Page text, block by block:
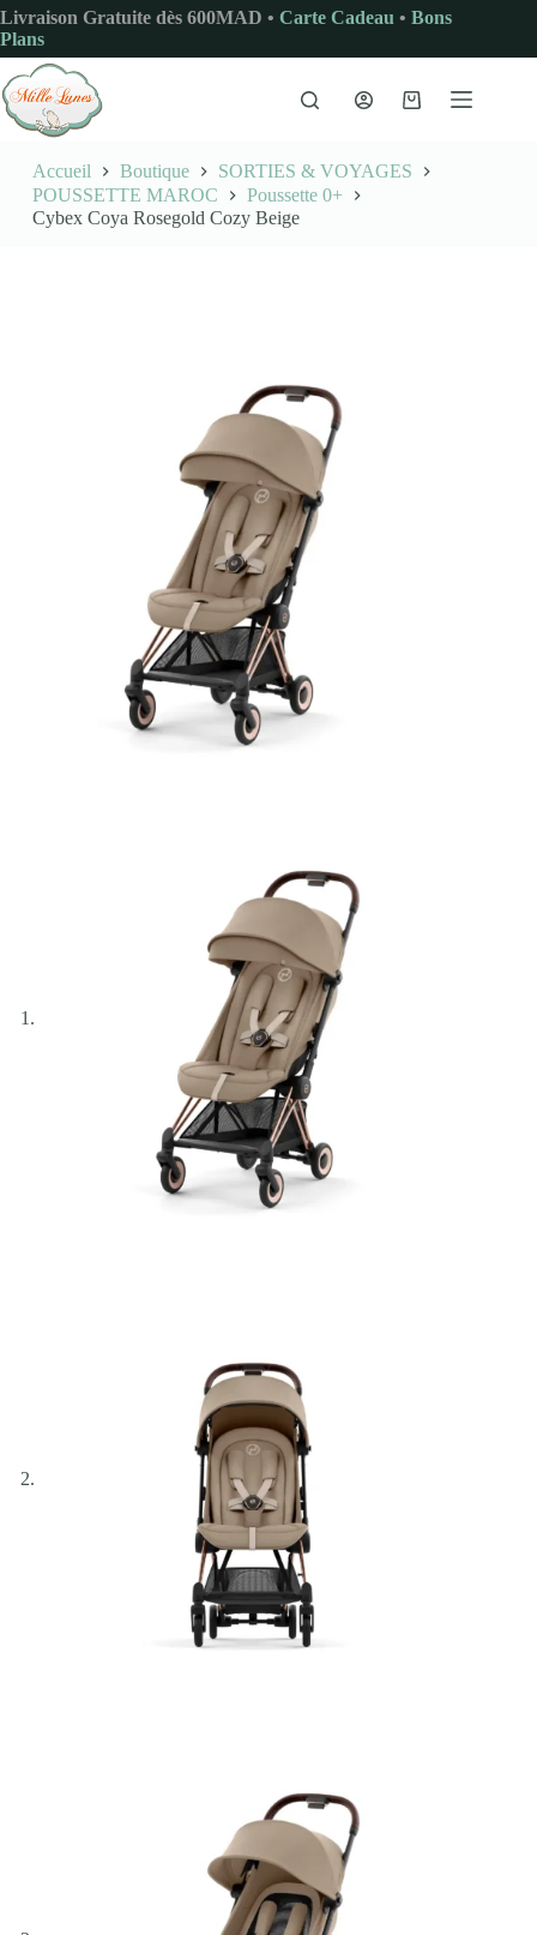
Passer
au
contenu
Livraison Gratuite dès 600MAD • Carte Cadeau • Bons
Plans
Panier
Accueil Boutique
SORTIES & VOYAGES
POUSSETTE MAROC
Poussette 0+
Cybex Coya Rosegold Cozy Beige